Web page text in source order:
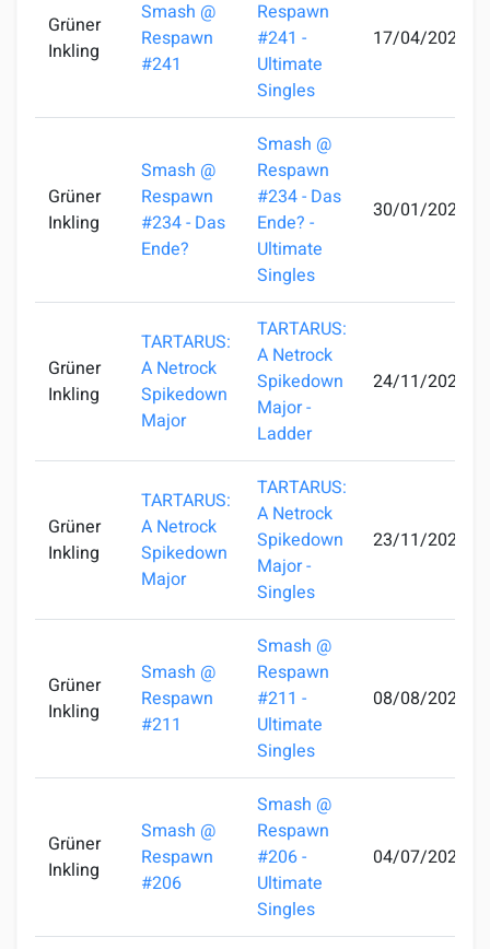
Grüner
Inkling
Smash @
Respawn
#241
Respawn
#241 -
Ultimate
Singles
17/04/2025
Grüner
Inkling
Smash @
Respawn
#234 - Das
Ende?
Smash @
Respawn
#234 - Das
Ende? -
Ultimate
Singles
30/01/2025
Grüner
Inkling
TARTARUS:
A Netrock
Spikedown
Major
TARTARUS:
A Netrock
Spikedown
Major -
Ladder
24/11/2024
Grüner
Inkling
TARTARUS:
A Netrock
Spikedown
Major
TARTARUS:
A Netrock
Spikedown
Major -
Singles
23/11/2024
Grüner
Inkling
Smash @
Respawn
#211
Smash @
Respawn
#211 -
Ultimate
Singles
08/08/2024
Grüner
Inkling
Smash @
Respawn
#206
Smash @
Respawn
#206 -
Ultimate
Singles
04/07/2024